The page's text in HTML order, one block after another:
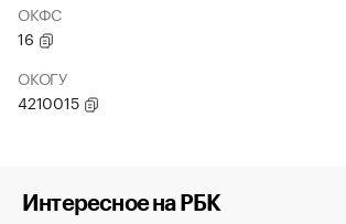
ОКФС
16
ОКОГУ
4210015
Интересное на РБК